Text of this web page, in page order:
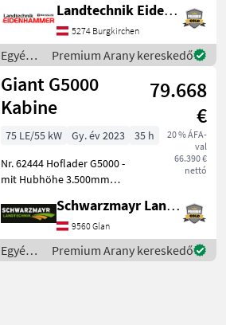
Eigengewicht 2620 kg
Hubhöhe 290 cm Bauhöhe
233 cm Radladerbreite 150
cm Joystick-Steue
Landtechnik Eidenhammer GmbH
5274 Burgkirchen
Egyéb
mezőgazdasági
erőgépek
/
Eurotrac
Premium Arany kereskedő
Giant G5000
Kabine
79.668
€
20 % ÁFA-
val
66.390 €
nettó
75 LE/55 kW Gy. év 2023
35 h
Nr. 62444 Hoflader G5000 -
mit Hubhöhe 3.500mm
der Maschine - mit Hubkraft
ohne Zusatzgewicht
ca.2.800kg - mit Motorentyp
Kubota V3307-C
Schwarzmayr Landtechnik GmbH - Glan
9560 Glan
Egyéb
mezőgazdasági
Premium Arany kereskedő